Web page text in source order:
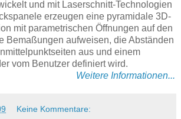
und mit Laserschnitt-Technologien
erzeugen eine pyramidale 3D-
mit parametrischen Öffnungen auf den
Bemaßungen aufweisen, die Abständen
aus und einem
vom Benutzer definiert wird.
Weitere Informationen...
Keine Kommentare: